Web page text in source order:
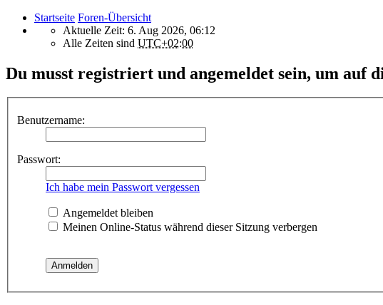
Startseite Foren-Übersicht
Aktuelle Zeit: 6. Aug 2026, 06:12
Alle Zeiten sind UTC+02:00
Du musst registriert und angemeldet sein, um auf
Benutzername:
Passwort:
Ich habe mein Passwort vergessen
Angemeldet bleiben
Meinen Online-Status während dieser Sitzung verbergen